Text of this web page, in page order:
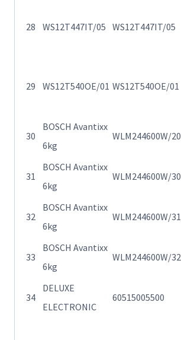
28 WS12T447IT/05 WS12T447IT/05
29 WS12T540OE/01 WS12T540OE/01
30
BOSCH Avantixx
6kg
WLM244600W/20
31
BOSCH Avantixx
6kg
WLM244600W/30
32
BOSCH Avantixx
6kg
WLM244600W/31
33
BOSCH Avantixx
6kg
WLM244600W/32
34
DELUXE
ELECTRONIC
60515005500